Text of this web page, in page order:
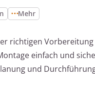
Mehr
richtigen
einfach und
und